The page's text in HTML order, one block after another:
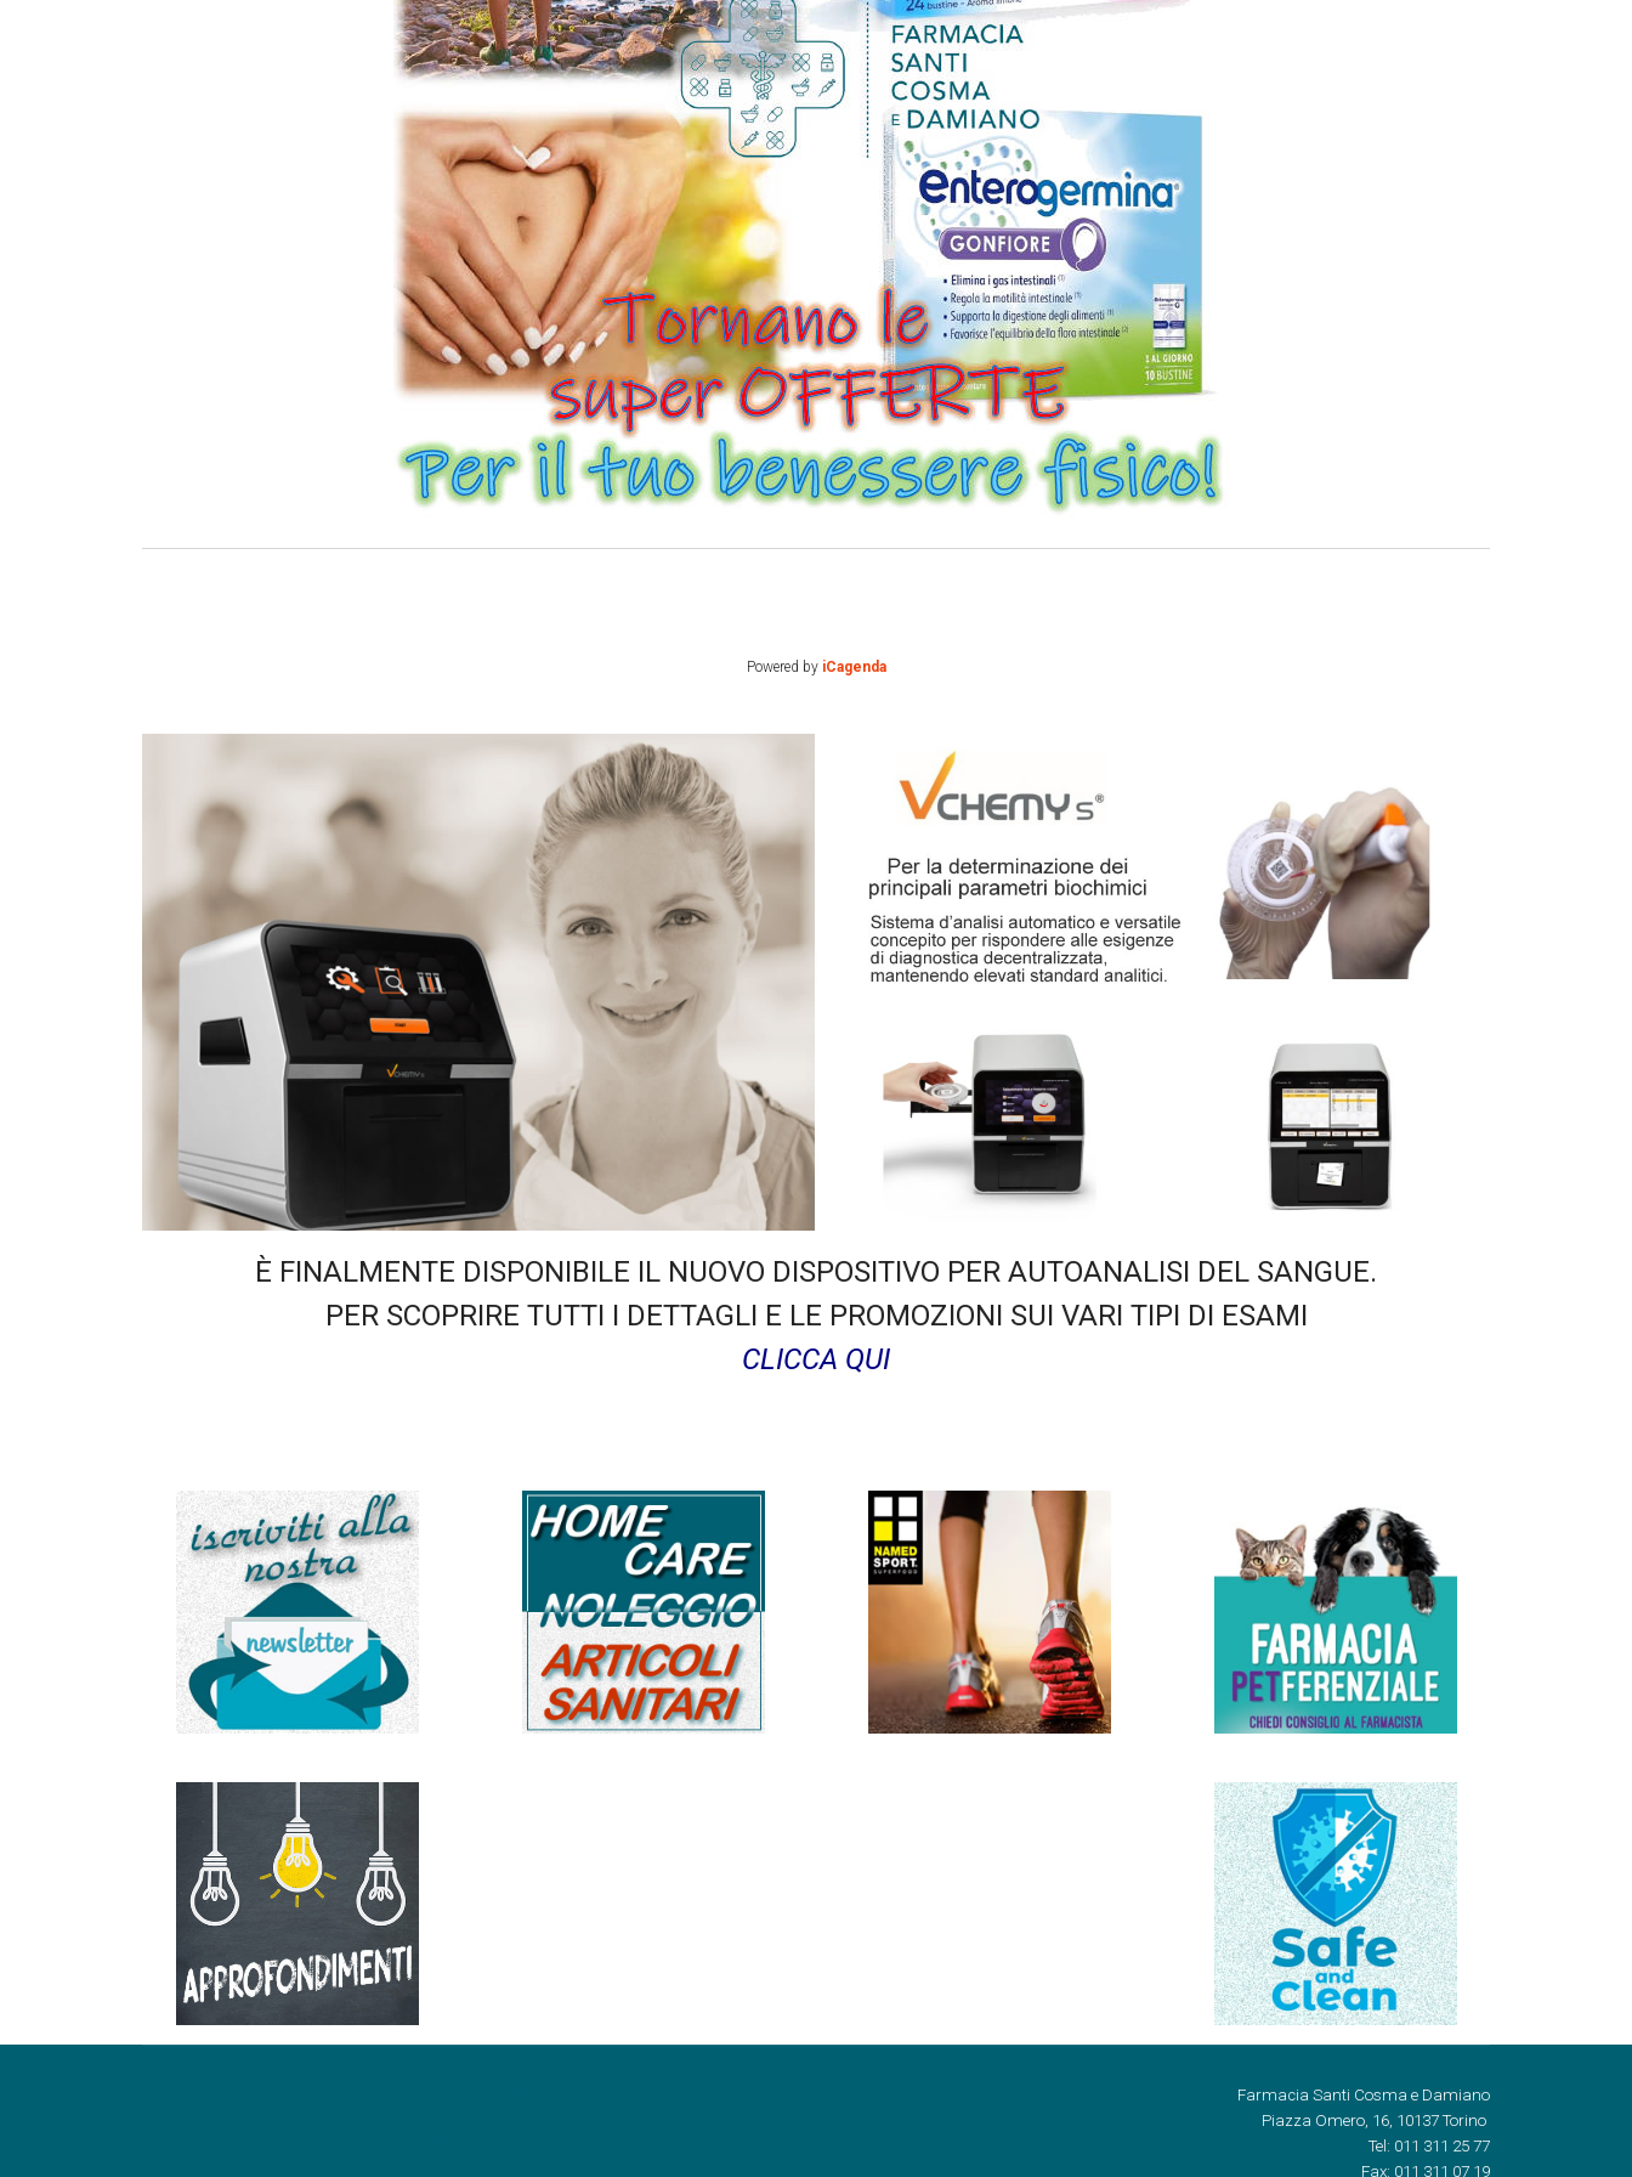
Powered by iCagenda
È FINALMENTE DISPONIBILE IL NUOVO DISPOSITIVO PER AUTOANALISI DEL SANGUE.
PER SCOPRIRE TUTTI I DETTAGLI E LE PROMOZIONI SUI VARI TIPI DI ESAMI
CLICCA QUI
Farmacia Santi Cosma e Damiano
Piazza Omero, 16, 10137 Torino
Tel: 011 311 25 77
Fax: 011 311 07 19